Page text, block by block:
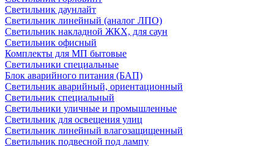
Светильник даунлайт
Светильник линейный (аналог ЛПО)
Светильник накладной ЖКХ, для саун
Светильник офисный
Комплекты для МП бытовые
Светильники специальные
Блок аварийного питания (БАП)
Светильник аварийный, ориентационный
Светильник специальный
Светильники уличные и промышленные
Светильник для освещения улиц
Светильник линейный влагозащищенный
Светильник подвесной под лампу